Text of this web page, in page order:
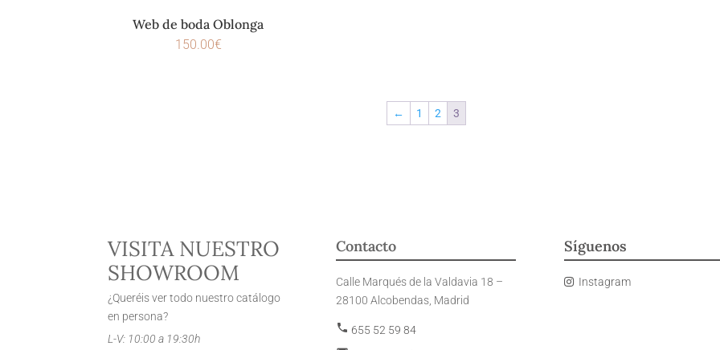
Web de boda Oblonga
150.00€
← 1 2 3
VISITA NUESTRO
SHOWROOM
¿Queréis ver todo nuestro catálogo
en persona?
L-V: 10:00 a 19:30h
Contacto
Calle Marqués de la Valdavia 18 –
28100 Alcobendas, Madrid
phone 655 52 59 84
Síguenos
Instagram